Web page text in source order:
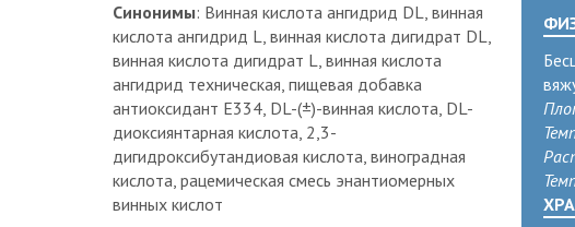
Синонимы: Винная кислота ангидрид DL, винная
кислота ангидрид L, винная кислота дигидрат DL,
винная кислота дигидрат L, винная кислота
ангидрид техническая, пищевая добавка
антиоксидант E334, DL-(±)-винная кислота, DL-
диоксиянтарная кислота, 2,3-
дигидроксибутандиовая кислота, виноградная
кислота, рацемическая смесь энантиомерных
винных кислот